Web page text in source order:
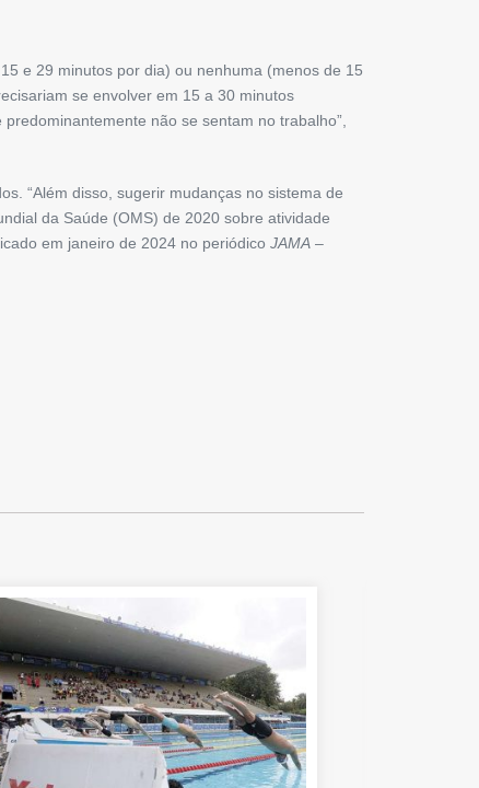
e 29 minutos por dia) ou nenhuma (menos de 15
se envolver em 15 a 30 minutos
não se sentam no trabalho”,
“Além disso, sugerir mudanças no sistema de
da Saúde (OMS) de 2020 sobre atividade
em janeiro de 2024 no periódico JAMA–